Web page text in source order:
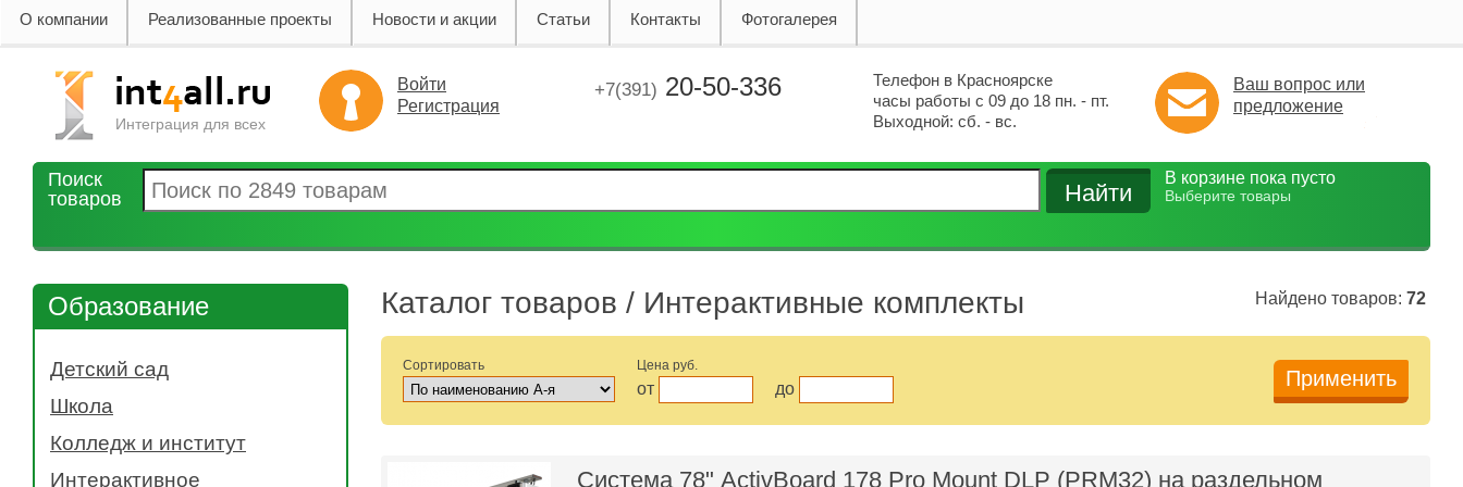
О компании Реализованные проекты Новости и акции Статьи Контакты Фотогалерея
Интеграция для всех
Войти
Регистрация
+7(391) 20-50-336
Телефон в Красноярске
часы работы с 09 до 18 пн. - пт.
Выходной: сб. - вс.
Ваш вопрос или
предложение
Поиск
товаров
В корзине пока пусто
Выберите товары
Образование
Детский сад
- Музыкальная деятельность
- Коммуникативная деятельность
- Изобразительная деятельность
Школа
- Биология
- Химия
- Физкультура
Колледж и институт
- 3d сканеры
Интерактивное
Каталог товаров / Интерактивные комплекты
Сортировать Цена руб.
от до
Cистема 78" ActivBoard 178 Pro Mount DLP (PRM32) на раздельном
Найдено товаров: 72